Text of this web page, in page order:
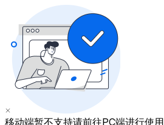
移动端暂不支持请前往PC端进行使用